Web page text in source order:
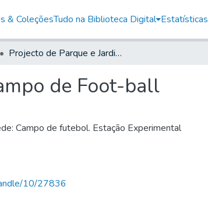
& ColeçõesTudo na Biblioteca Digital Estatísticas
Projecto de Parque e Jardins na Sede: Campo de Foot-ball
de Foot-ball
Campo de futebol. Estação Experimental
10/27836